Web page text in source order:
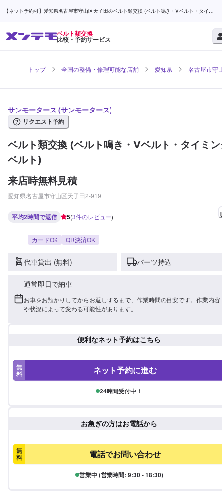
【ネット予約可】愛知県名古屋市守山区天子田のベルト類交換 (ベルト鳴き・Vベルト・タイミ
ベルト類交換
比較・予約サービス
トップ 全国の整備・修理可能な店舗 愛知県 名古屋市守
サンモータース (サンモータース)
リクエスト予約
ベルト類交換 (ベルト鳴き・Vベルト・タイミ
ベルト)
来店時無料見積
愛知県名古屋市守山区天子田2-919
平均2時間で返信 5(3件のレビュー)
カードOK QR決済OK
代車貸出 (無料) パーツ持込
通常即日で納車
お車をお預かりしてからお返しするまで、作業時間の目安です。作業内容
や状況によって変わる可能性があります。
便利なネット予約はこちら
無
料 ネット予約に進む
24時間受付中！
お急ぎの方はお電話から
無
料 電話でお問い合わせ
営業中 (営業時間: 9:30 - 18:30)